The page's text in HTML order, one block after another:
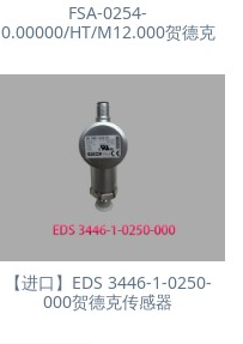
FSA-0254-
0.00000/HT/M12.000贺德克
【进口】EDS 3446-1-0250-
000贺德克传感器